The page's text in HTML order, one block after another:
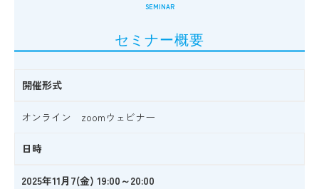
SEMINAR
セミナー概要
開催形式
オンライン zoomウェビナー
日時
2025年11月7(金) 19:00～20:00